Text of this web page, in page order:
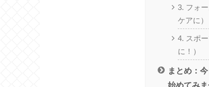
3. フォ
ケアに）
4. スポ
に！）
まとめ：
始めてみ